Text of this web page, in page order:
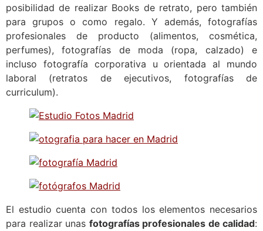
posibilidad de realizar Books de retrato, pero también
para grupos o como regalo. Y además, fotografías
profesionales de producto (alimentos, cosmética,
perfumes), fotografías de moda (ropa, calzado) e
incluso fotografía corporativa u orientada al mundo
laboral (retratos de ejecutivos, fotografías de
curriculum).
El estudio cuenta con todos los elementos necesarios
para realizar unas fotografías profesionales de calidad: